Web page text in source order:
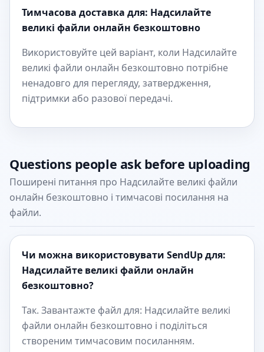
Тимчасова доставка для: Надсилайте
великі файли онлайн безкоштовно
Використовуйте цей варіант, коли Надсилайте
великі файли онлайн безкоштовно потрібне
ненадовго для перегляду, затвердження,
підтримки або разової передачі.
Questions people ask before uploading
Поширені питання про Надсилайте великі файли
онлайн безкоштовно і тимчасові посилання на
файли.
Чи можна використовувати SendUp для:
Надсилайте великі файли онлайн
безкоштовно?
Так. Завантажте файл для: Надсилайте великі
файли онлайн безкоштовно і поділіться
створеним тимчасовим посиланням.